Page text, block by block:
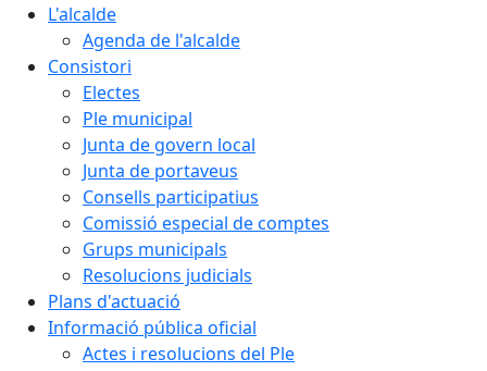
L'alcalde
Agenda de l'alcalde
Consistori
Electes
Ple municipal
Junta de govern local
Junta de portaveus
Consells participatius
Comissió especial de comptes
Grups municipals
Resolucions judicials
Plans d'actuació
Informació pública oficial
Actes i resolucions del Ple